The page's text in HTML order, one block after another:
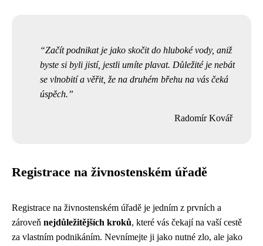
Začít podnikat je jako skočit do hluboké vody, aniž
byste si byli jistí, jestli umíte plavat. Důležité je nebát
se vlnobití a věřit, že na druhém břehu na vás čeká
úspěch.
Radomír Kovář
Registrace na živnostenském úřadě
Registrace na živnostenském úřadě je jedním z prvních a
zároveň nejdůležitějších kroků, které vás čekají na vaší cestě
za vlastním podnikáním. Nevnímejte ji jako nutné zlo, ale jako